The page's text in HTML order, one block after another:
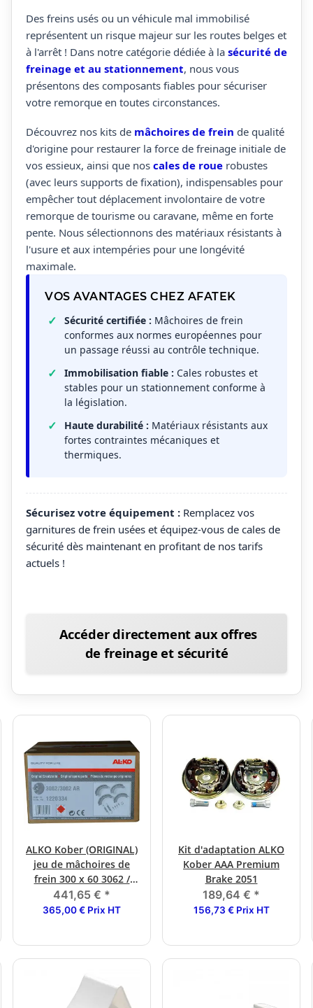
Des freins usés ou un véhicule mal immobilisé
représentent un risque majeur sur les routes belges et
à l'arrêt ! Dans notre catégorie dédiée à la sécurité de
freinage et au stationnement, nous vous
présentons des composants fiables pour sécuriser
votre remorque en toutes circonstances.
Découvrez nos kits de mâchoires de frein de qualité
d'origine pour restaurer la force de freinage initiale de
vos essieux, ainsi que nos cales de roue robustes
(avec leurs supports de fixation), indispensables pour
empêcher tout déplacement involontaire de votre
remorque de tourisme ou caravane, même en forte
pente. Nous sélectionnons des matériaux résistants à
l'usure et aux intempéries pour une longévité
maximale.
VOS AVANTAGES CHEZ AFATEK
Sécurité certifiée : Mâchoires de frein
conformes aux normes européennes pour
un passage réussi au contrôle technique.
Immobilisation fiable : Cales robustes et
stables pour un stationnement conforme à
la législation.
Haute durabilité : Matériaux résistants aux
fortes contraintes mécaniques et
thermiques.
Sécurisez votre équipement : Remplacez vos
garnitures de frein usées et équipez-vous de cales de
sécurité dès maintenant en profitant de nos tarifs
actuels !
Accéder directement aux offres
de freinage et sécurité
ALKO Kober (ORIGINAL)
jeu de mâchoires de
frein 300 x 60 3062 /
3062AR
441,65 € *
365,00 € Prix HT
Kit d'adaptation ALKO
Kober AAA Premium
Brake 2051
189,64 € *
156,73 € Prix HT